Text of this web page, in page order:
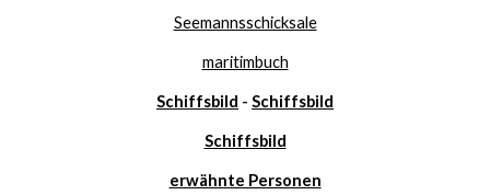
Seemannsschicksale
maritimbuch
Schiffsbild - Schiffsbild
Schiffsbild
erwähnte Personen